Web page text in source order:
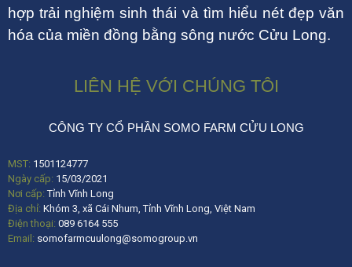
hợp trải nghiệm sinh thái và tìm hiểu nét đẹp văn
hóa của miền đồng bằng sông nước Cửu Long.
LIÊN HỆ VỚI CHÚNG TÔI
CÔNG TY CỔ PHẦN SOMO FARM CỬU LONG
MST: 1501124777
Ngày cấp: 15/03/2021
Nơi cấp:Tỉnh Vĩnh Long
Địa chỉ: Khóm 3, xã Cái Nhum, Tỉnh Vĩnh Long, Việt Nam
Điện thoại: 089 6164 555
Email: somofarmcuulong@somogroup.vn